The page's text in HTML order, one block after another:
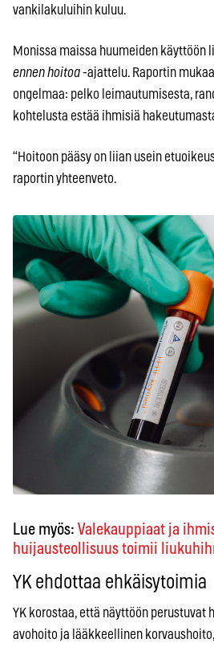
vankilakuluihin kuluu.
Monissa maissa huumeiden käyttöön
ennen hoitoa-ajattelu. Raportin
ongelmaa: pelko leimautumisesta,
kohtelusta estää ihmisiä
“Hoitoon pääsy on liian usein
raportin yhteenveto.
Lue myös: Valekauppiaat ja
huijausteollisuus toimii
YK ehdottaa ehkäisytoimia
YK korostaa, että näyttöön perustuvat
avohoito ja lääkkeellinen